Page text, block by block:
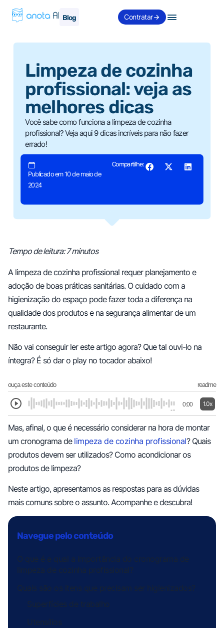
Blog Contratar
Limpeza de cozinha
profissional: veja as
melhores dicas
Você sabe como funciona a limpeza de cozinha
profissional? Veja aqui 9 dicas incríveis para não fazer
errado!
Publicado em 10 de maio de
2024
Compartilhe:
Tempo de leitura: 7 minutos
A limpeza de cozinha profissional requer planejamento e
adoção de boas práticas sanitárias. O cuidado com a
higienização do espaço pode fazer toda a diferença na
qualidade dos produtos e na segurança alimentar de um
restaurante.
Não vai conseguir ler este artigo agora? Que tal ouvi-lo na
íntegra? É só dar o play no tocador abaixo!
ouça este conteúdo readme
0:00 1.0x
Mas, afinal, o que é necessário considerar na hora de montar
um cronograma de limpeza de cozinha profissional? Quais
produtos devem ser utilizados? Como acondicionar os
produtos de limpeza?
Neste artigo, apresentamos as respostas para as dúvidas
mais comuns sobre o assunto. Acompanhe e descubra!
O que é e qual a importância do cronograma de
limpeza de cozinha profissional?
Quais são os itens que precisam ser higienizados?
Superfícies de trabalho
Utensílios